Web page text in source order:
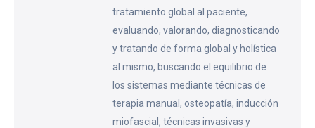
tratamiento global al paciente,
evaluando, valorando, diagnosticando
y tratando de forma global y holística
al mismo, buscando el equilibrio de
los sistemas mediante técnicas de
terapia manual, osteopatía, inducción
miofascial, técnicas invasivas y